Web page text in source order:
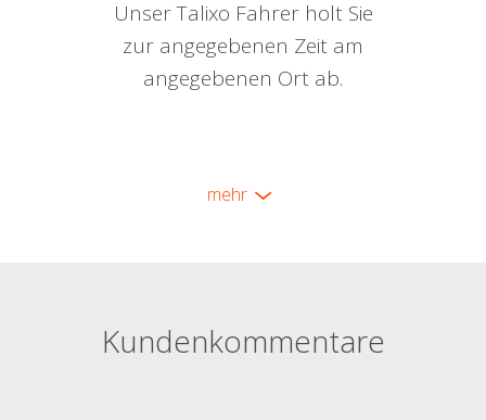
Unser Talixo Fahrer holt Sie
zur angegebenen Zeit am
angegebenen Ort ab.
mehr
Kundenkommentare